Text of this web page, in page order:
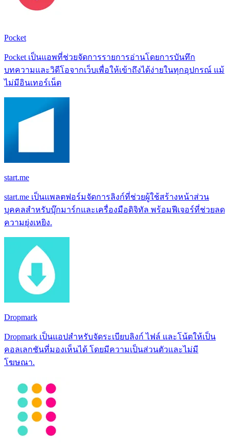
Pocket
Pocket เป็นแอพที่ช่วยจัดการรายการอ่านโดยการบันทึก
บทความและวิดีโอจากเว็บเพื่อให้เข้าถึงได้ง่ายในทุกอุปกรณ์ แม้
ไม่มีอินเทอร์เน็ต
start.me
start.me เป็นแพลตฟอร์มจัดการลิงก์ที่ช่วยผู้ใช้สร้างหน้าส่วน
บุคคลสำหรับบุ๊กมาร์กและเครื่องมือดิจิทัล พร้อมฟีเจอร์ที่ช่วยลด
ความยุ่งเหยิง.
Dropmark
Dropmark เป็นแอปสำหรับจัดระเบียบลิงก์ ไฟล์ และโน้ตให้เป็น
คอลเลกชันที่มองเห็นได้ โดยมีความเป็นส่วนตัวและไม่มี
โฆษณา.